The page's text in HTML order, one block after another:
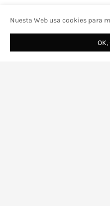
Nuesta Web usa cookies para
OK,